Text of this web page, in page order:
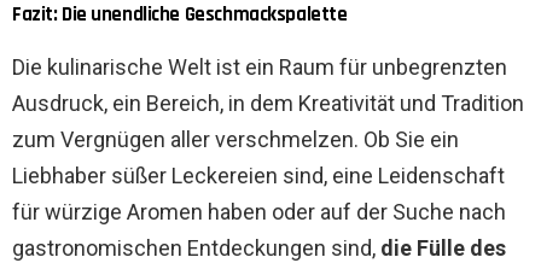
Fazit: Die unendliche Geschmackspalette
Die kulinarische Welt ist ein Raum für unbegrenzten
Ausdruck, ein Bereich, in dem Kreativität und Tradition
zum Vergnügen aller verschmelzen. Ob Sie ein
Liebhaber süßer Leckereien sind, eine Leidenschaft
für würzige Aromen haben oder auf der Suche nach
gastronomischen Entdeckungen sind, die Fülle des